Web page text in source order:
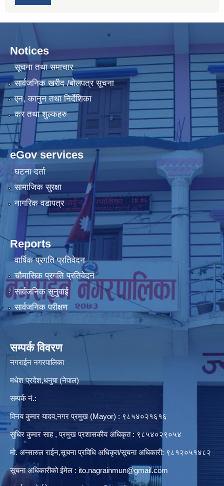
Notices
सूचना तथा समाचार
सार्वजनिक खरीद /बोलपत्र सूचना
एन, कानुन तथा निर्देशिका
कर तथा शुल्कहरु
eGov services
घटना दर्ता
सामाजिक सुरक्षा
नागरिक वडापत्र
Reports
वार्षिक प्रगति प्रतिवेदन
चौमासिक प्रगति प्रतिवेदन
सार्वजनिक सुनुवाई
सार्वजनिक परीक्षण
सम्पर्क विवरण
नगराईन नगरपालिका
मधेश प्रदेश,धनुषा (नेपाल)
सम्पर्क नं.:
विनय कुमार यादव,नगर प्रमुख (Mayor) : ९८५४०२१६१६
सुधिर कुमार साह , प्रमुख प्रशासकीय अधिकृत : ९८५४०२९०५४
मो. अन्सारुल राईन,सूचना प्रविधि अधिकृत/सूचना अधिकारी: ९८१२०५१४८२
सूचना अधिकारीको ईमेल : ito.nagrainmun@gmail.com